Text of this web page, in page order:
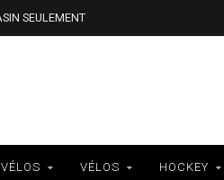
VÉLOS HOCKEY